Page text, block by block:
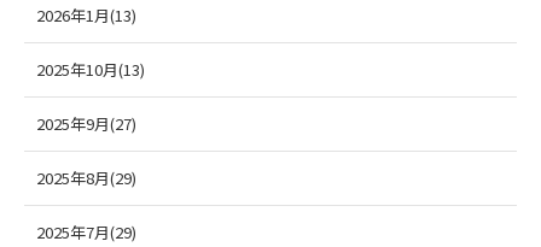
2026年1月(13)
2025年10月(13)
2025年9月(27)
2025年8月(29)
2025年7月(29)